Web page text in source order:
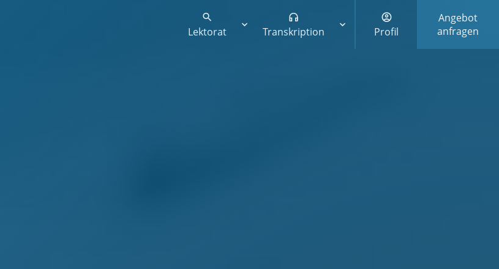
Lektorat Transkription Profil
Angebot
anfragen